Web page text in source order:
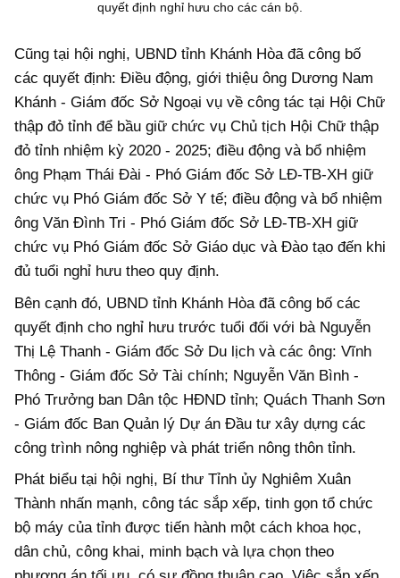
quyết định nghỉ hưu cho các cán bộ.
Cũng tại hội nghị, UBND tỉnh Khánh Hòa đã công bố
các quyết định: Điều động, giới thiệu ông Dương Nam
Khánh - Giám đốc Sở Ngoại vụ về công tác tại Hội Chữ
thập đỏ tỉnh để bầu giữ chức vụ Chủ tịch Hội Chữ thập
đỏ tỉnh nhiệm kỳ 2020 - 2025; điều động và bổ nhiệm
ông Phạm Thái Đài - Phó Giám đốc Sở LĐ-TB-XH giữ
chức vụ Phó Giám đốc Sở Y tế; điều động và bổ nhiệm
ông Văn Đình Tri - Phó Giám đốc Sở LĐ-TB-XH giữ
chức vụ Phó Giám đốc Sở Giáo dục và Đào tạo đến khi
đủ tuổi nghỉ hưu theo quy định.
Bên cạnh đó, UBND tỉnh Khánh Hòa đã công bố các
quyết định cho nghỉ hưu trước tuổi đối với bà Nguyễn
Thị Lệ Thanh - Giám đốc Sở Du lịch và các ông: Vĩnh
Thông - Giám đốc Sở Tài chính; Nguyễn Văn Bình -
Phó Trưởng ban Dân tộc HĐND tỉnh; Quách Thanh Sơn
- Giám đốc Ban Quản lý Dự án Đầu tư xây dựng các
công trình nông nghiệp và phát triển nông thôn tỉnh.
Phát biểu tại hội nghị, Bí thư Tỉnh ủy Nghiêm Xuân
Thành nhấn mạnh, công tác sắp xếp, tinh gọn tổ chức
bộ máy của tỉnh được tiến hành một cách khoa học,
dân chủ, công khai, minh bạch và lựa chọn theo